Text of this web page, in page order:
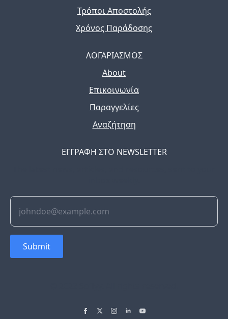
Τρόποι Αποστολής
Χρόνος Παράδοσης
ΛΟΓΑΡΙΑΣΜΟΣ
About
Επικοινωνία
Παραγγελίες
Αναζήτηση
ΕΓΓΡΑΦΗ ΣΤΟ NEWSLETTER
Submit